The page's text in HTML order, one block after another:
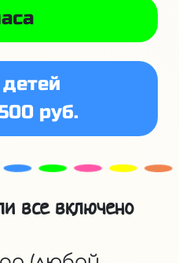
руб.
все включено